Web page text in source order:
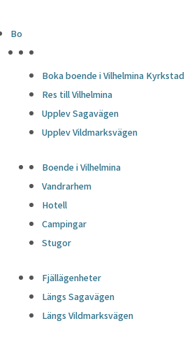
Bo
Boka boende i Vilhelmina Kyrkstad
Res till Vilhelmina
Upplev Sagavägen
Upplev Vildmarksvägen
Boende i Vilhelmina
Vandrarhem
Hotell
Campingar
Stugor
Fjällägenheter
Längs Sagavägen
Längs Vildmarksvägen